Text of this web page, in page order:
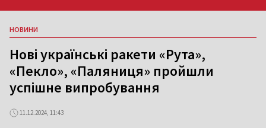
НОВИНИ
Нові українські ракети «Рута»,
«Пекло», «Паляниця» пройшли
успішне випробування
11.12.2024, 11:43